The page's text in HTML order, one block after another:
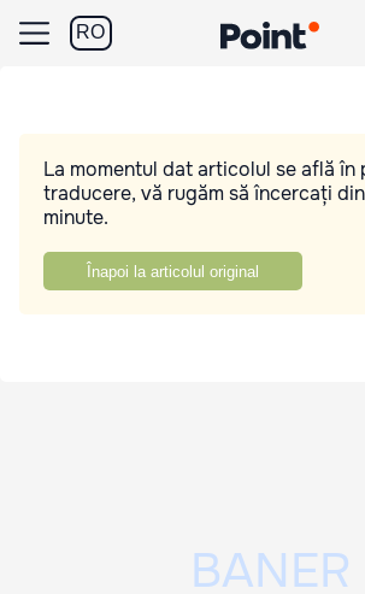
RO
La momentul dat articolul se află în
traducere, vă rugăm să încercați
minute.
Înapoi la articolul original